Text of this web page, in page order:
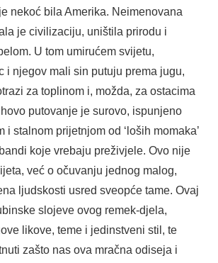
nekoć bila Amerika. Neimenovana
je civilizaciju, uništila prirodu i
U tom umirućem svijetu,
i njegov mali sin putuju prema jugu,
za toplinom i, možda, za ostacima
putovanje je surovo, ispunjeno
i stalnom prijetnjom od ‘loših momaka’
koje vrebaju preživjele. Ovo nije
već o očuvanju jednog malog,
ljudskosti usred sveopće tame. Ovaj
slojeve ovog remek-djela,
likove, teme i jedinstveni stil, te
zašto nas ova mračna odiseja i